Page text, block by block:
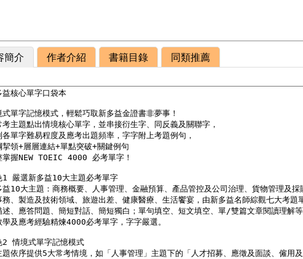
簡介 作者介紹 書籍目錄 同類推薦